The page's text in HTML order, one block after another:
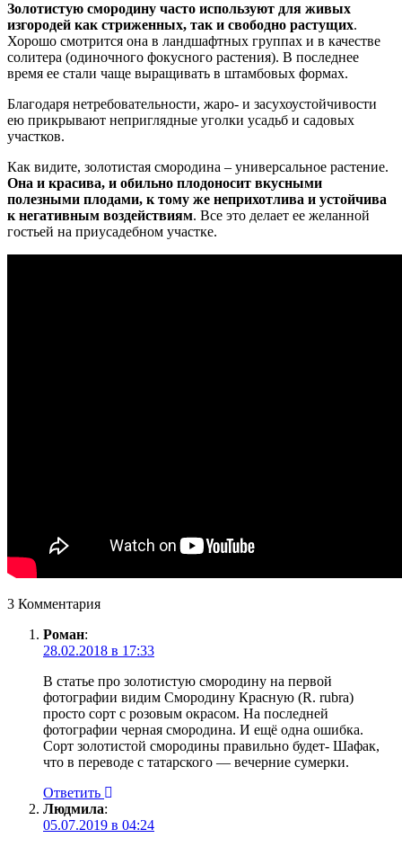
Золотистую смородину часто используют для живых
изгородей как стриженных, так и свободно растущих.
Хорошо смотрится она в ландшафтных группах и в качестве
солитера (одиночного фокусного растения). В последнее
время ее стали чаще выращивать в штамбовых формах.
Благодаря нетребовательности, жаро- и засухоустойчивости
ею прикрывают неприглядные уголки усадьб и садовых
участков.
Как видите, золотистая смородина – универсальное растение.
Она и красива, и обильно плодоносит вкусными
полезными плодами, к тому же неприхотлива и устойчива
к негативным воздействиям. Все это делает ее желанной
гостьей на приусадебном участке.
3 Комментария
Роман:
28.02.2018 в 17:33
В статье про золотистую смородину на первой
фотографии видим Смородину Красную (R. rubra)
просто сорт с розовым окрасом. На последней
фотографии черная смородина. И ещё одна ошибка.
Сорт золотистой смородины правильно будет- Шафак,
что в переводе с татарского — вечерние сумерки.
Ответить
Людмила:
05.07.2019 в 04:24